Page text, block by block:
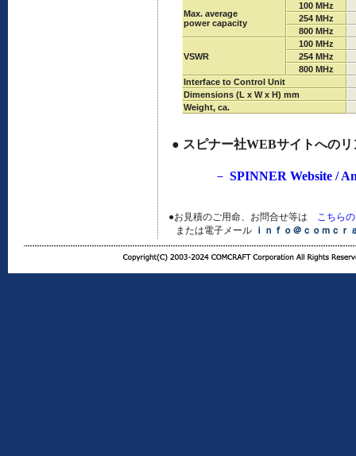
Max. average
power capacity
100 MHz
254 MHz
800 MHz
VSWR
100 MHz
254 MHz
800 MHz
Interface to Control Unit
Dimensions (L x W x H) mm
Weight, ca.
● スピナー社WEBサイトへのリ
－ SPINNER Website /
●お見積のご用命、お問合せ等は こちら
または電子メール ｉｎｆｏ＠ｃｏｍｃｒ